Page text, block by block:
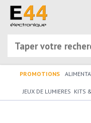
PROMOTIONS
JEUX DE LUMIERES KITS